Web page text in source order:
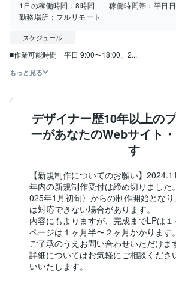
1日の稼働時間：8時間 稼働時間帯： 平日
勤務場所： フルリモート
スケジュール
■作業可能時間　平日 9:00〜18:00、2...
もっと見る
デザイナー歴10年以上の
ーがあなたのWebサイト
す
【新規制作についてのお願い】
年内の新規制作受付は締め切りました
025年1月初旬〉からの制作開始とな
は対応できない場合があります。
内容にもよりますが、完成までLPは
ページは１ヶ月半〜２ヶ月かかります。
ご了承のうえお問い合わせいただけま
詳細についてはお気軽にご相談くださ
いいたします。